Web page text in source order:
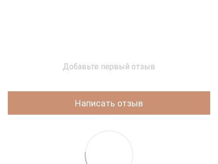
Добавьте первый отзыв
Написать отзыв